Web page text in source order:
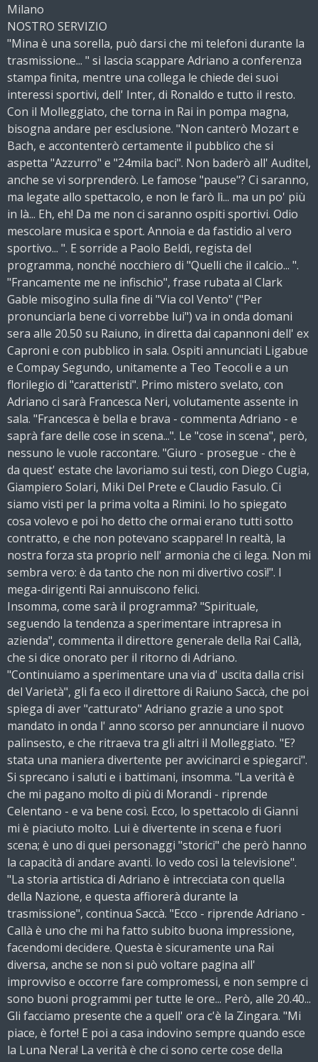
Milano
NOSTRO SERVIZIO
"Mina è una sorella, può darsi che mi telefoni durante la
trasmissione... " si lascia scappare Adriano a conferenza
stampa finita, mentre una collega le chiede dei suoi
interessi sportivi, dell' Inter, di Ronaldo e tutto il resto.
Con il Molleggiato, che torna in Rai in pompa magna,
bisogna andare per esclusione. "Non canterò Mozart e
Bach, e accontenterò certamente il pubblico che si
aspetta "Azzurro" e "24mila baci". Non baderò all' Auditel,
anche se vi sorprenderò. Le famose "pause"? Ci saranno,
ma legate allo spettacolo, e non le farò lì... ma un po' più
in là... Eh, eh! Da me non ci saranno ospiti sportivi. Odio
mescolare musica e sport. Annoia e da fastidio al vero
sportivo... ". E sorride a Paolo Beldì, regista del
programma, nonché nocchiero di "Quelli che il calcio... ".
"Francamente me ne infischio", frase rubata al Clark
Gable misogino sulla fine di "Via col Vento" ("Per
pronunciarla bene ci vorrebbe lui") va in onda domani
sera alle 20.50 su Raiuno, in diretta dai capannoni dell' ex
Caproni e con pubblico in sala. Ospiti annunciati Ligabue
e Compay Segundo, unitamente a Teo Teocoli e a un
florilegio di "caratteristi". Primo mistero svelato, con
Adriano ci sarà Francesca Neri, volutamente assente in
sala. "Francesca è bella e brava - commenta Adriano - e
saprà fare delle cose in scena...". Le "cose in scena", però,
nessuno le vuole raccontare. "Giuro - prosegue - che è
da quest' estate che lavoriamo sui testi, con Diego Cugia,
Giampiero Solari, Miki Del Prete e Claudio Fasulo. Ci
siamo visti per la prima volta a Rimini. Io ho spiegato
cosa volevo e poi ho detto che ormai erano tutti sotto
contratto, e che non potevano scappare! In realtà, la
nostra forza sta proprio nell' armonia che ci lega. Non mi
sembra vero: è da tanto che non mi divertivo così!". I
mega-dirigenti Rai annuiscono felici.
Insomma, come sarà il programma? "Spirituale,
seguendo la tendenza a sperimentare intrapresa in
azienda", commenta il direttore generale della Rai Callà,
che si dice onorato per il ritorno di Adriano.
"Continuiamo a sperimentare una via d' uscita dalla crisi
del Varietà", gli fa eco il direttore di Raiuno Saccà, che poi
spiega di aver "catturato" Adriano grazie a uno spot
mandato in onda l' anno scorso per annunciare il nuovo
palinsesto, e che ritraeva tra gli altri il Molleggiato. "E?
stata una maniera divertente per avvicinarci e spiegarci".
Si sprecano i saluti e i battimani, insomma. "La verità è
che mi pagano molto di più di Morandi - riprende
Celentano - e va bene così. Ecco, lo spettacolo di Gianni
mi è piaciuto molto. Lui è divertente in scena e fuori
scena; è uno di quei personaggi "storici" che però hanno
la capacità di andare avanti. Io vedo così la televisione".
"La storia artistica di Adriano è intrecciata con quella
della Nazione, e questa affiorerà durante la
trasmissione", continua Saccà. "Ecco - riprende Adriano -
Callà è uno che mi ha fatto subito buona impressione,
facendomi decidere. Questa è sicuramente una Rai
diversa, anche se non si può voltare pagina all'
improvviso e occorre fare compromessi, e non sempre ci
sono buoni programmi per tutte le ore... Però, alle 20.40...
Gli facciamo presente che a quell' ora c'è la Zingara. "Mi
piace, è forte! E poi a casa indovino sempre quando esce
la Luna Nera! La verità è che ci sono certe cose della